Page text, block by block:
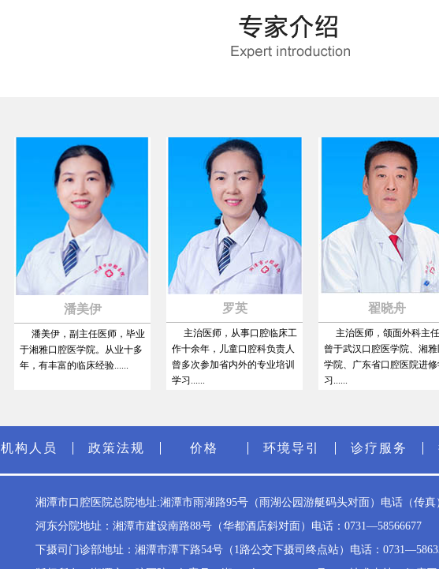
潘美伊
潘美伊，副主任医师，毕业
于湘雅口腔医学院。从业十多
年，有丰富的临床经验......
罗英
主治医师，从事口腔临床工
作十余年，儿童口腔科负责人
曾多次参加省内外的专业培训
学习......
翟晓舟
主治医师，颌面外科主任，
曾于武汉口腔医学院、湘雅医
学院、广东省口腔医院进修学
习......
机构人员 政策法规 价格 环境导引 诊疗服务
湘潭市口腔医院总院地址:湘潭市雨湖路95号（雨湖公园游艇码头对面）电话（传真
河东分院地址：湘潭市建设南路88号（华都酒店斜对面）电话：0731—58566677
下摄司门诊部地址：湘潭市潭下路54号（1路公交下摄司终点站）电话：